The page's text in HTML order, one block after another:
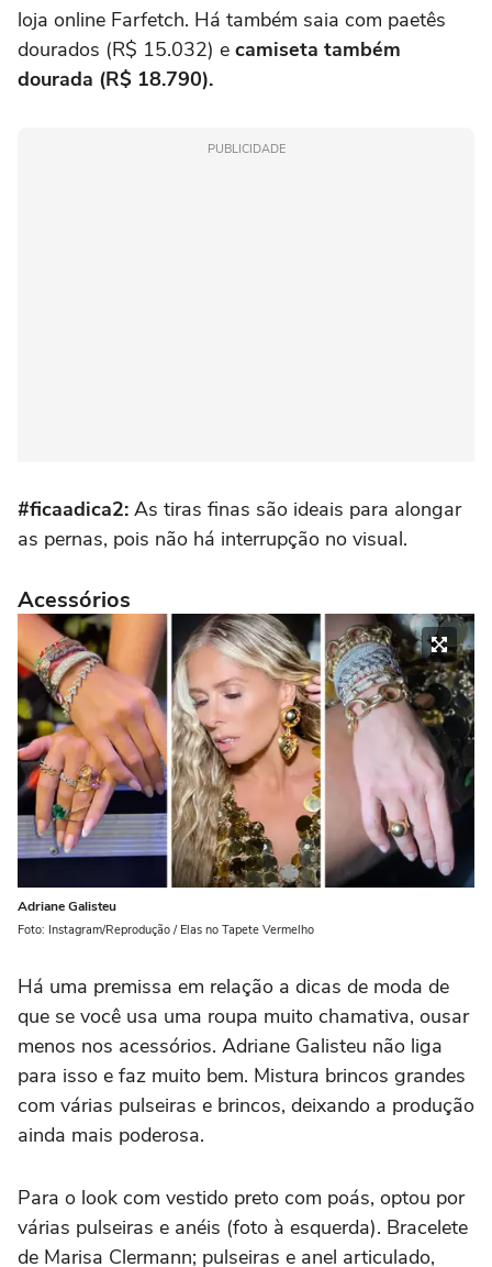
loja online Farfetch. Há também saia com paetês
dourados (R$ 15.032) e camiseta também
dourada (R$ 18.790).
PUBLICIDADE
#ficaadica2: As tiras finas são ideais para alongar
as pernas, pois não há interrupção no visual.
Acessórios
Adriane Galisteu
Foto: Instagram/Reprodução / Elas no Tapete Vermelho
Há uma premissa em relação a dicas de moda de
que se você usa uma roupa muito chamativa, ousar
menos nos acessórios. Adriane Galisteu não liga
para isso e faz muito bem. Mistura brincos grandes
com várias pulseiras e brincos, deixando a produção
ainda mais poderosa.
Para o look com vestido preto com poás, optou por
várias pulseiras e anéis (foto à esquerda). Bracelete
de Marisa Clermann; pulseiras e anel articulado,